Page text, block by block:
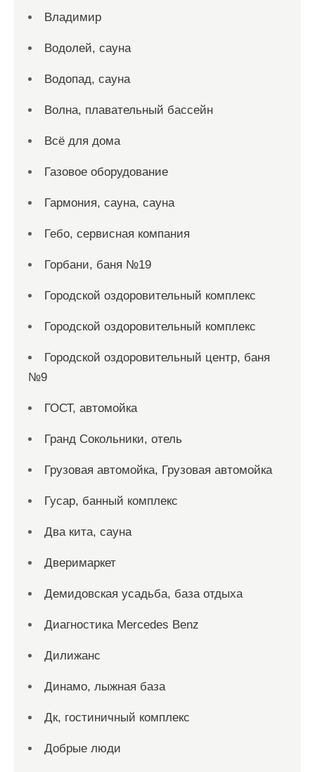
Владимир
Водолей, сауна
Водопад, сауна
Волна, плавательный бассейн
Всё для дома
Газовое оборудование
Гармония, сауна, сауна
Гебо, сервисная компания
Горбани, баня №19
Городской оздоровительный комплекс
Городской оздоровительный комплекс
Городской оздоровительный центр, баня
№9
ГОСТ, автомойка
Гранд Сокольники, отель
Грузовая автомойка, Грузовая автомойка
Гусар, банный комплекс
Два кита, сауна
Дверимаркет
Демидовская усадьба, база отдыха
Диагностика Mercedes Benz
Дилижанс
Динамо, лыжная база
Дк, гостиничный комплекс
Добрые люди